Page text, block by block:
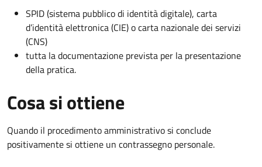
SPID (sistema pubblico di identità digitale), carta
d’identità elettronica (CIE) o carta nazionale dei servizi
(CNS)
tutta la documentazione prevista per la presentazione
della pratica.
Cosa si ottiene
Quando il procedimento amministrativo si conclude
positivamente si ottiene un contrassegno personale.